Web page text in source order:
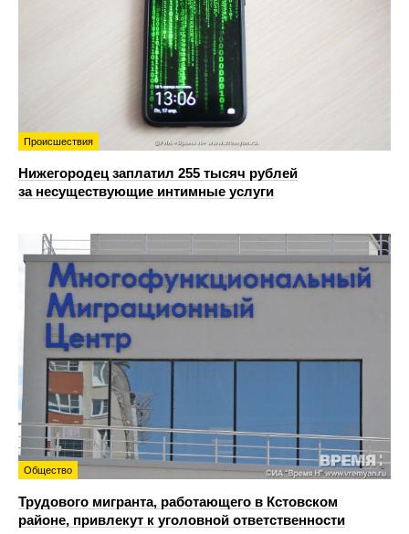
Происшествия
Нижегородец заплатил 255 тысяч рублей
за несуществующие интимные услуги
Общество
Трудового мигранта, работающего в Кстовском
районе, привлекут к уголовной ответственности